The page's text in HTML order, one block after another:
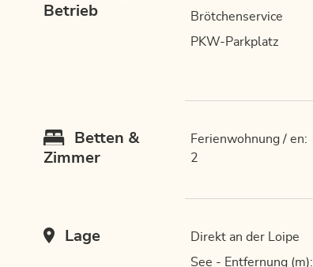
Betrieb
Brötchenservice
PKW-Parkplatz
Betten &
Zimmer
Ferienwohnung / en:
2
Lage Direkt an der Loipe
See - Entfernung (m):